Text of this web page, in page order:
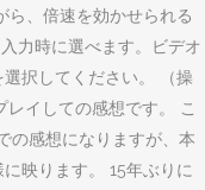
ら、倍速を効かせられる
力時に選べます。ビデオ
択してください。 （操
イしての感想です。 こ
の感想になりますが、本
映ります。 15年ぶりに